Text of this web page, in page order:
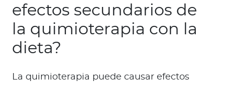
efectos secundarios de
la quimioterapia con la
dieta?
La quimioterapia puede causar efectos